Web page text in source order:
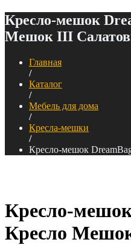
Кресло-мешок
Мешок III
Главная
/
Каталог
/
Мебель для дома
/
Кресла-мешки
/
Кресло-мешок
Кресло-
Кресло